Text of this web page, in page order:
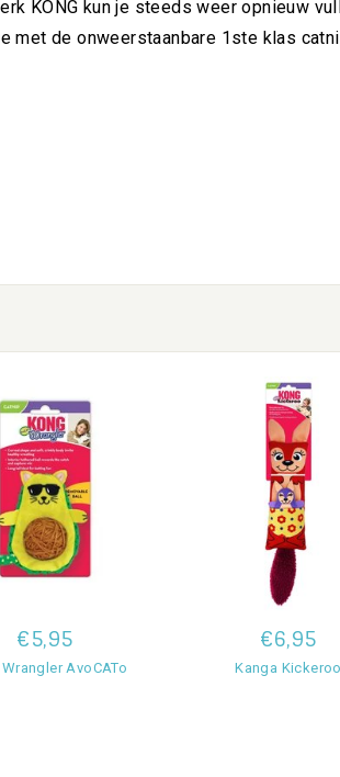
KONG kun je steeds weer opnieuw
met de onweerstaanbare 1ste klas
€5,95
AvoCATo
€6,95
Kanga Kickeroo